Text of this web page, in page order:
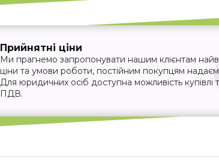
Прийнятні ціни
Ми прагнемо запропонувати нашим клієнтам
ціни та умови роботи, постійним покупцям
Для юридичних осіб доступна можливість купівлі
ПДВ.